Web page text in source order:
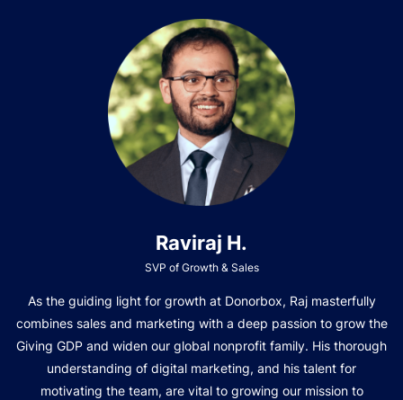
Raviraj H.
SVP of Growth & Sales
As the guiding light for growth at Donorbox, Raj masterfully
combines sales and marketing with a deep passion to grow the
Giving GDP and widen our global nonprofit family. His thorough
understanding of digital marketing, and his talent for
motivating the team, are vital to growing our mission to